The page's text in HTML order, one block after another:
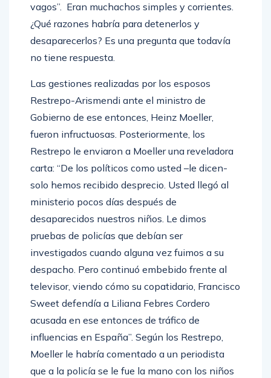
vagos”. Eran muchachos simples y corrientes.
¿Qué razones habría para detenerlos y
desaparecerlos? Es una pregunta que todavía
no tiene respuesta.
Las gestiones realizadas por los esposos
Restrepo-Arismendi ante el ministro de
Gobierno de ese entonces, Heinz Moeller,
fueron infructuosas. Posteriormente, los
Restrepo le enviaron a Moeller una reveladora
carta: “De los políticos como usted –le dicen-
solo hemos recibido desprecio. Usted llegó al
ministerio pocos días después de
desaparecidos nuestros niños. Le dimos
pruebas de policías que debían ser
investigados cuando alguna vez fuimos a su
despacho. Pero continuó embebido frente al
televisor, viendo cómo su copatidario, Francisco
Sweet defendía a Liliana Febres Cordero
acusada en ese entonces de tráfico de
influencias en España”. Según los Restrepo,
Moeller le habría comentado a un periodista
que a la policía se le fue la mano con los niños